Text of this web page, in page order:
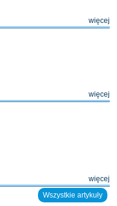
więcej
więcej
więcej
Wszystkie artykuły